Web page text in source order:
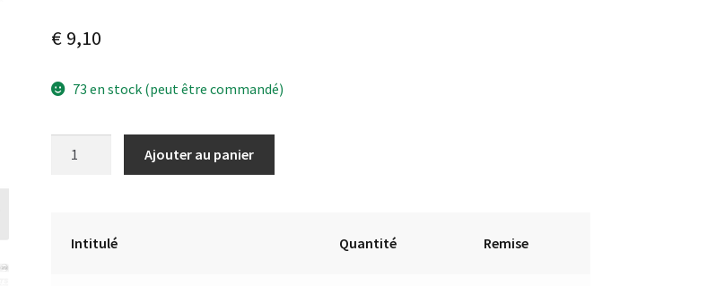
€9,10
73 en stock (peut être commandé)
position
Ajouter au panier
Intitulé Quantité Remise